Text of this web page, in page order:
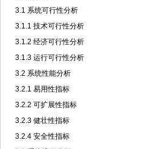
3.1 系统可行性分析
3.1.1 技术可行性分析
3.1.2 经济可行性分析
3.1.3 运行可行性分析
3.2 系统性能分析
3.2.1 易用性指标
3.2.2 可扩展性指标
3.2.3 健壮性指标
3.2.4 安全性指标